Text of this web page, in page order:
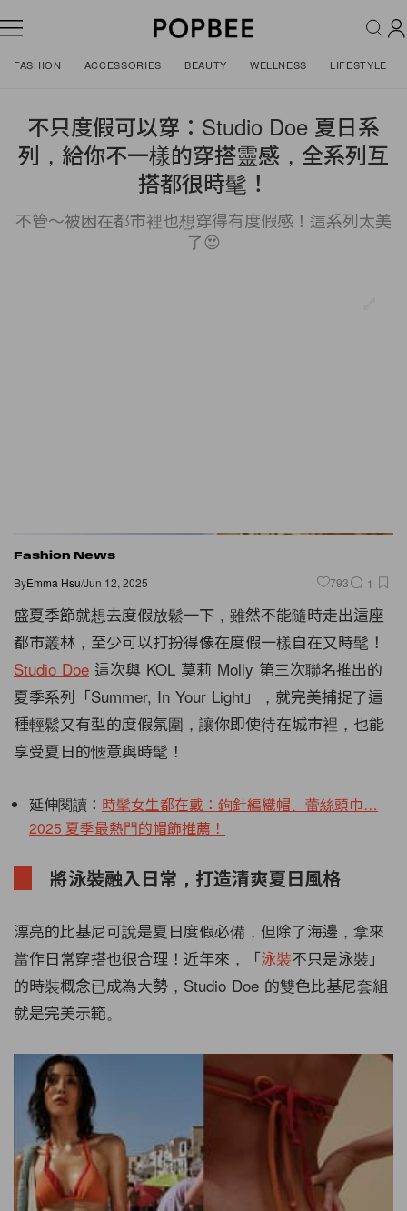
FASHION ACCESSORIES BEAUTY WELLNESS LIFESTYLE
不只度假可以穿：Studio Doe 夏日系
列，給你不一樣的穿搭靈感，全系列互
搭都很時髦！
不管～被困在都市裡也想穿得有度假感！這系列太美
了😍
Fashion News
ByEmma Hsu/Jun 12, 2025 793 1
盛夏季節就想去度假放鬆一下，雖然不能隨時走出這座
都市叢林，至少可以打扮得像在度假一樣自在又時髦！
Studio Doe 這次與 KOL 莫莉 Molly 第三次聯名推出的
夏季系列「Summer, In Your Light」，就完美捕捉了這
種輕鬆又有型的度假氛圍，讓你即使待在城市裡，也能
享受夏日的愜意與時髦！
延伸閱讀： 時髦女生都在戴：鉤針編織帽、蕾絲頭巾…
2025 夏季最熱門的帽飾推薦！
將泳裝融入日常，打造清爽夏日風格
漂亮的比基尼可說是夏日度假必備，但除了海邊，拿來
當作日常穿搭也很合理！近年來，「泳裝不只是泳裝」
的時裝概念已成為大勢，Studio Doe 的雙色比基尼套組
就是完美示範。